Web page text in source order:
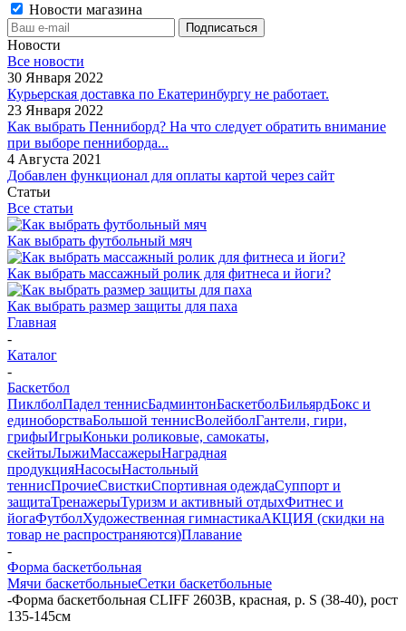
Новости магазина
Новости
Все новости
30 Января 2022
Курьерская доставка по Екатеринбургу не работает.
23 Января 2022
Как выбрать Пенниборд? На что следует обратить внимание
при выборе пенниборда...
4 Августа 2021
Добавлен функционал для оплаты картой через сайт
Статьи
Все статьи
Как выбрать футбольный мяч
Как выбрать массажный ролик для фитнеса и йоги?
Как выбрать размер защиты для паха
Главная
-
Каталог
-
Баскетбол
ПиклболПадел теннисБадминтонБаскетболБильярдБокс и
единоборстваБольшой теннисВолейболГантели, гири,
грифыИгрыКоньки роликовые, самокаты,
скейтыЛыжиМассажерыНаградная
продукцияНасосыНастольный
теннисПрочиеСвисткиСпортивная одеждаСуппорт и
защитаТренажерыТуризм и активный отдыхФитнес и
йогаФутболХудожественная гимнастикаАКЦИЯ (скидки на
товар не распространяются)Плавание
-
Форма баскетбольная
Мячи баскетбольныеСетки баскетбольные
-Форма баскетбольная CLIFF 2603В, красная, р. S (38-40), рост
135-145см